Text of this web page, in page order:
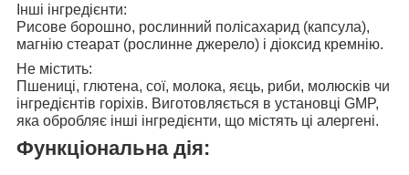
Інші інгредієнти:
Рисове борошно, рослинний полісахарид (капсула),
магнію стеарат (рослинне джерело) і діоксид кремнію.
Не містить:
Пшениці, глютена, сої, молока, яєць, риби, молюсків чи
інгредієнтів горіхів. Виготовляється в установці GMP,
яка обробляє інші інгредієнти, що містять ці алергені.
Функціональна дія: